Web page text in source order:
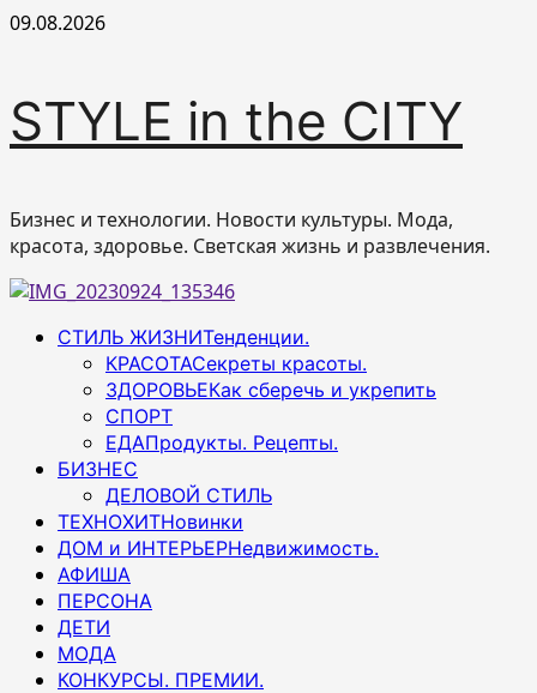
Перейти
09.08.2026
STYLE in the CITY
Бизнес и технологии. Новости культуры. Мода,
красота, здоровье. Светская жизнь и развлечения.
Основное
СТИЛЬ ЖИЗНИТенденции.
КРАСОТАСекреты красоты.
ЗДОРОВЬЕКак сберечь и укрепить
СПОРТ
ЕДАПродукты. Рецепты.
БИЗНЕС
ДЕЛОВОЙ СТИЛЬ
ТЕХНОХИТНовинки
ДОМ и ИНТЕРЬЕРНедвижимость.
АФИША
ПЕРСОНА
ДЕТИ
МОДА
КОНКУРСЫ. ПРЕМИИ.